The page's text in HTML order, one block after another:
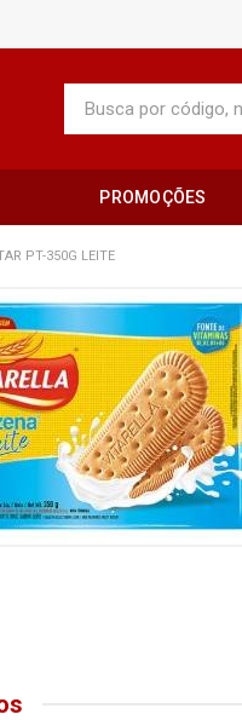
PROMOÇÕES
PT-350G LEITE